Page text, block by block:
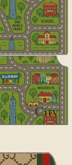
ديزاينر
City